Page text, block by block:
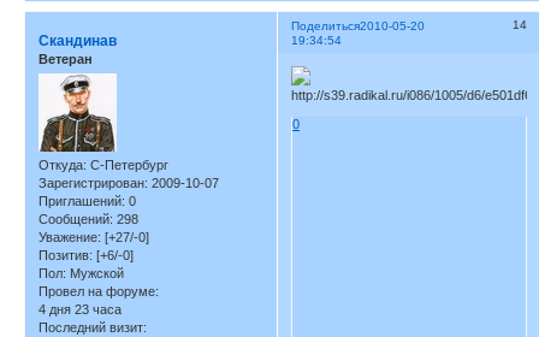
Поделиться 14
2010-05-20
19:34:54
Скандинав
Ветеран
Откуда: С-Петербург
Зарегистрирован: 2009-10-07
Приглашений: 0
Сообщений: 298
Уважение: [+27/-0]
Позитив: [+6/-0]
Пол: Мужской
Провел на форуме:
4 дня 23 часа
Последний визит:
0